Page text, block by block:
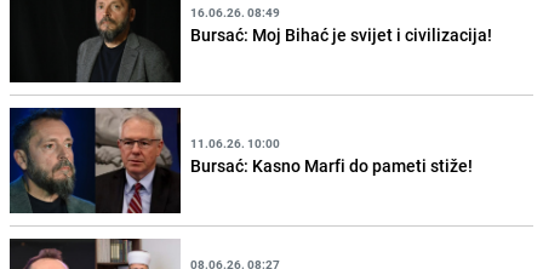
16.06.26. 08:49
Bursać: Moj Bihać je svijet i civilizacija!
11.06.26. 10:00
Bursać: Kasno Marfi do pameti stiže!
08.06.26. 08:27